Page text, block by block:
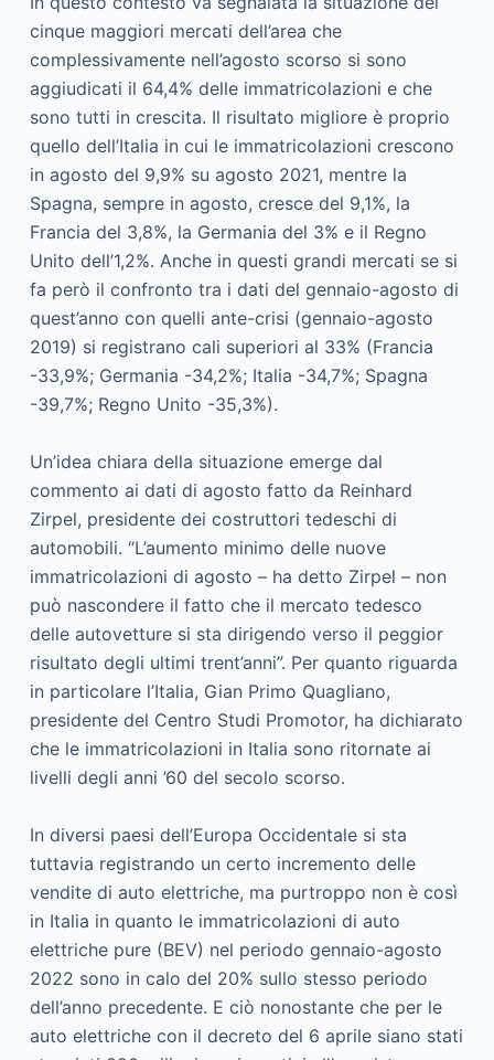
cinque maggiori mercati dell’area che
complessivamente nell’agosto scorso si sono
aggiudicati il 64,4% delle immatricolazioni e che
sono tutti in crescita. Il risultato migliore è proprio
quello dell’Italia in cui le immatricolazioni crescono
in agosto del 9,9% su agosto 2021, mentre la
Spagna, sempre in agosto, cresce del 9,1%, la
Francia del 3,8%, la Germania del 3% e il Regno
Unito dell’1,2%. Anche in questi grandi mercati se si
fa però il confronto tra i dati del gennaio-agosto di
quest’anno con quelli ante-crisi (gennaio-agosto
2019) si registrano cali superiori al 33% (Francia
-33,9%; Germania -34,2%; Italia -34,7%; Spagna
-39,7%; Regno Unito -35,3%).
Un’idea chiara della situazione emerge dal
commento ai dati di agosto fatto da Reinhard
Zirpel, presidente dei costruttori tedeschi di
automobili. “L’aumento minimo delle nuove
immatricolazioni di agosto – ha detto Zirpel – non
può nascondere il fatto che il mercato tedesco
delle autovetture si sta dirigendo verso il peggior
risultato degli ultimi trent’anni”. Per quanto riguarda
in particolare l’Italia, Gian Primo Quagliano,
presidente del Centro Studi Promotor, ha dichiarato
che le immatricolazioni in Italia sono ritornate ai
livelli degli anni ’60 del secolo scorso.
In diversi paesi dell’Europa Occidentale si sta
tuttavia registrando un certo incremento delle
vendite di auto elettriche, ma purtroppo non è così
in Italia in quanto le immatricolazioni di auto
elettriche pure (BEV) nel periodo gennaio-agosto
2022 sono in calo del 20% sullo stesso periodo
dell’anno precedente. E ciò nonostante che per le
auto elettriche con il decreto del 6 aprile siano stati